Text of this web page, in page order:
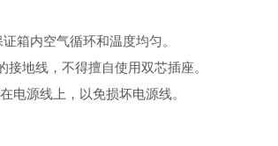
内空气循环和温度均匀。
地线，不得擅自使用双芯插座。
源线上，以免损坏电源线。